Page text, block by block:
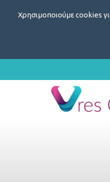
Χρησιμοποιούμε cookies